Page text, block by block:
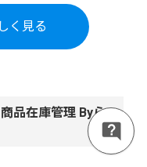
く見る
品在庫管理 Byら